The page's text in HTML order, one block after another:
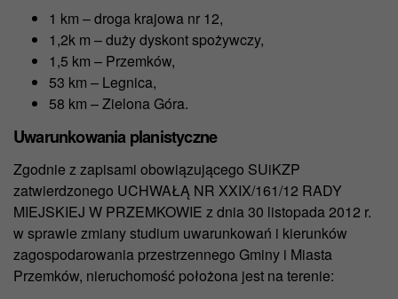
1 km – droga krajowa nr 12,
1,2k m – duży dyskont spożywczy,
1,5 km – Przemków,
53 km – Legnica,
58 km – Zielona Góra.
Uwarunkowania planistyczne
Zgodnie z zapisami obowiązującego SUiKZP
zatwierdzonego UCHWAŁĄ NR XXIX/161/12 RADY
MIEJSKIEJ W PRZEMKOWIE z dnia 30 listopada 2012 r.
w sprawie zmiany studium uwarunkowań i kierunków
zagospodarowania przestrzennego Gminy i Miasta
Przemków, nieruchomość położona jest na terenie: